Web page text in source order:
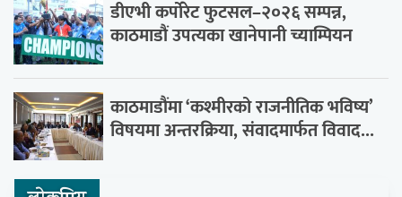
डीएभी कर्पोरेट फुटसल–२०२६ सम्पन्न,
काठमाडौं उपत्यका खानेपानी च्याम्पियन
काठमाडौंमा ‘कश्मीरको राजनीतिक भविष्य’
विषयमा अन्तरक्रिया, संवादमार्फत विवाद...